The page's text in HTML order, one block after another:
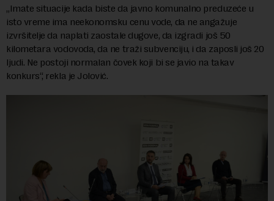
„Imate situacije kada biste da javno komunalno preduzeće u
isto vreme ima neekonomsku cenu vode, da ne angažuje
izvršitelje da naplati zaostale dugove, da izgradi još 50
kilometara vodovoda, da ne traži subvenciju, i da zaposli još 20
ljudi. Ne postoji normalan čovek koji bi se javio na takav
konkurs“, rekla je Jolović.